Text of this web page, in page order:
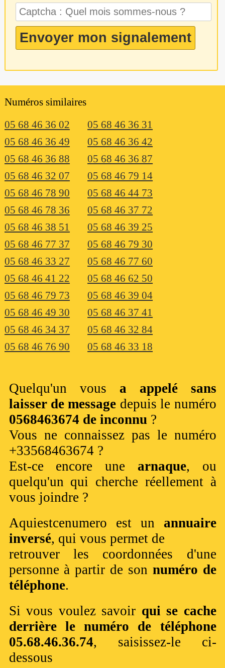
Numéros similaires
05 68 46 36 02
05 68 46 36 31
05 68 46 36 49
05 68 46 36 42
05 68 46 36 88
05 68 46 36 87
05 68 46 32 07
05 68 46 79 14
05 68 46 78 90
05 68 46 44 73
05 68 46 78 36
05 68 46 37 72
05 68 46 38 51
05 68 46 39 25
05 68 46 77 37
05 68 46 79 30
05 68 46 33 27
05 68 46 77 60
05 68 46 41 22
05 68 46 62 50
05 68 46 79 73
05 68 46 39 04
05 68 46 49 30
05 68 46 37 41
05 68 46 34 37
05 68 46 32 84
05 68 46 76 90
05 68 46 33 18
Quelqu'un vous a appelé sans
laisser de message depuis le numéro
0568463674 de inconnu?
Vous ne connaissez pas le numéro
+33568463674 ?
Est-ce encore une arnaque, ou
quelqu'un qui cherche réellement à
vous joindre ?
Aquiestcenumero est un annuaire
inversé, qui vous permet de
retrouver les coordonnées d'une
personne à partir de son numéro de
téléphone.
Si vous voulez savoir qui se cache
derrière le numéro de téléphone
05.68.46.36.74, saisissez-le ci-
dessous